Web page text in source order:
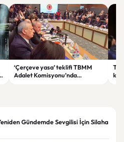
‘Çerçeve yasa’ teklifi TBMM
Adalet Komisyonu’nda
Gündemde Sevgilisi İçin Silaha